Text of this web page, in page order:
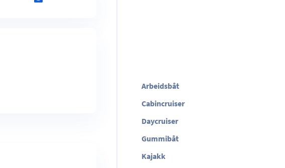
Arbeidsbåt
Cabincruiser
Daycruiser
Gummibåt
Kajakk